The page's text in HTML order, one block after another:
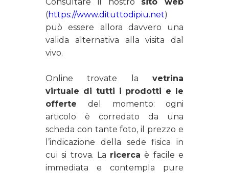
(https://www.dituttodipiu.net)
può essere allora davvero una
valida alternativa alla visita dal
vivo.
Online trovate la vetrina
virtuale di tutti i prodotti e le
offertedel momento: ogni
articolo è corredato da una
scheda con tante foto, il prezzo e
l’indicazione della sede fisica in
cui si trova. La ricerca è facile e
immediata e contempla pure